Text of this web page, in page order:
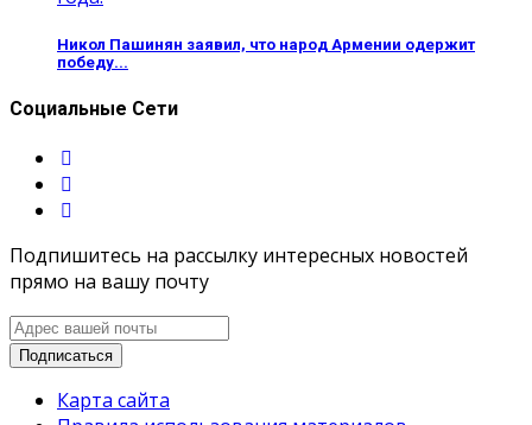
Никол Пашинян заявил, что народ Армении одержит
победу...
Социальные Сети
Подпишитесь на рассылку интересных новостей
прямо на вашу почту
Карта сайта